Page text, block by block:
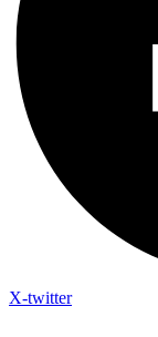
X-twitter